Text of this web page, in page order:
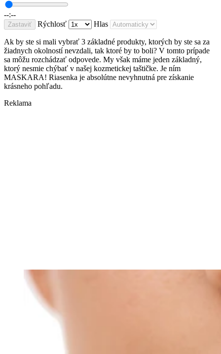
--:--
Zastaviť Rýchlosť Hlas
Ak by ste si mali vybrať 3 základné produkty, ktorých by ste sa za
žiadnych okolností nevzdali, tak ktoré by to boli? V tomto prípade
sa môžu rozchádzať odpovede. My však máme jeden základný,
ktorý nesmie chýbať v našej kozmetickej taštičke. Je ním
MASKARA! Riasenka je absolútne nevyhnutná pre získanie
krásneho pohľadu.
Reklama